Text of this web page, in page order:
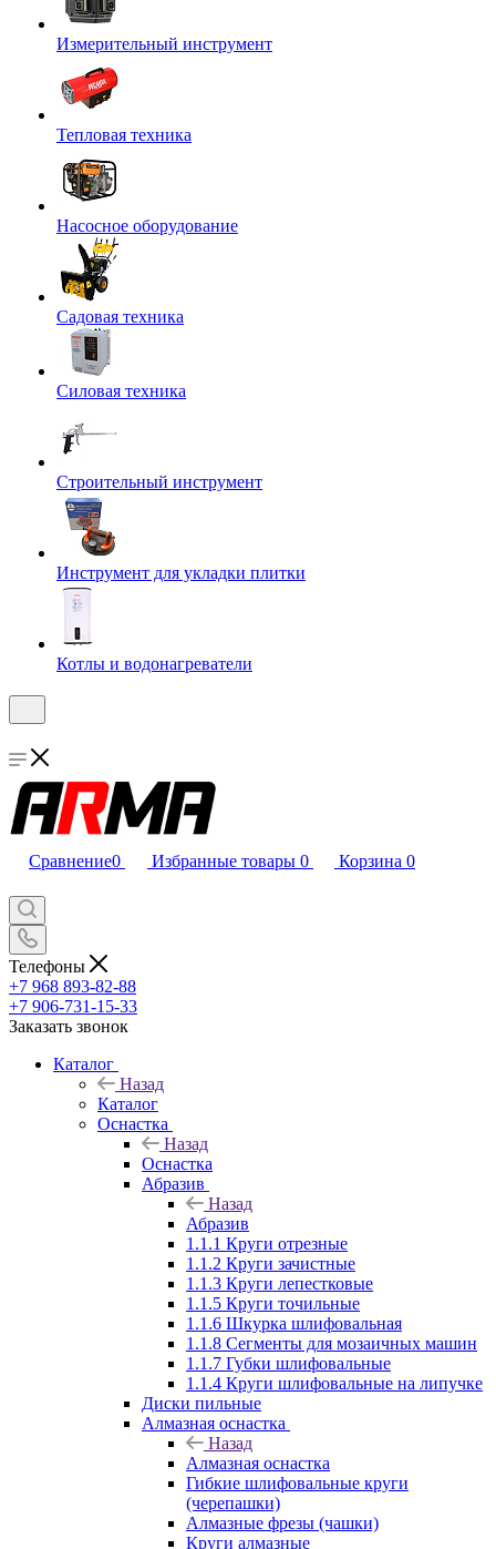
Измерительный инструмент
Тепловая техника
Насосное оборудование
Садовая техника
Силовая техника
Строительный инструмент
Инструмент для укладки плитки
Котлы и водонагреватели
Сравнение0 Избранные товары 0 Корзина 0
Телефоны
+7 968 893-82-88
+7 906-731-15-33
Заказать звонок
Каталог
Назад
Каталог
Оснастка
Назад
Оснастка
Абразив
Назад
Абразив
1.1.1 Круги отрезные
1.1.2 Круги зачистные
1.1.3 Круги лепестковые
1.1.5 Круги точильные
1.1.6 Шкурка шлифовальная
1.1.8 Сегменты для мозаичных машин
1.1.7 Губки шлифовальные
1.1.4 Круги шлифовальные на липучке
Диски пильные
Алмазная оснастка
Назад
Алмазная оснастка
Гибкие шлифовальные круги
(черепашки)
Алмазные фрезы (чашки)
Круги алмазные